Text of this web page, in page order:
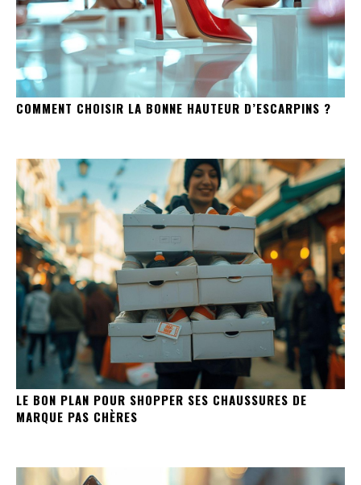
COMMENT CHOISIR LA BONNE HAUTEUR D’ESCARPINS ?
LE BON PLAN POUR SHOPPER SES CHAUSSURES DE
MARQUE PAS CHÈRES